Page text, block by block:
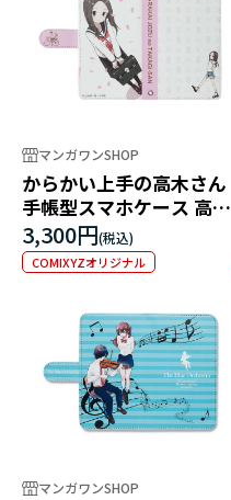
マンガワンSHOP
からかい上手の高木さん
手帳型スマホケース 高木
さん
3,300円
COMIXYZオリジナル
マンガワンSHOP